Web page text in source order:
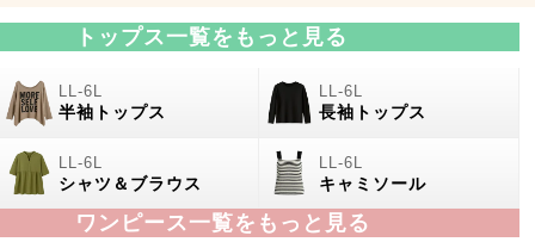
トップス一覧をもっと見る
半袖トップス 長袖トップス
シャツ＆ブラウス キャミソール
ワンピース一覧をもっと見る